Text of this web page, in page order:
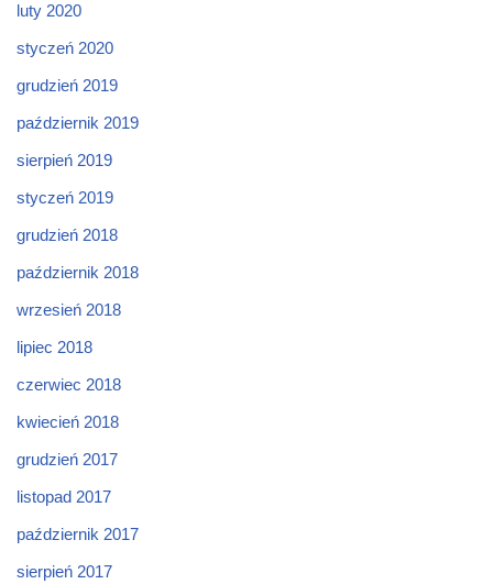
luty 2020
styczeń 2020
grudzień 2019
październik 2019
sierpień 2019
styczeń 2019
grudzień 2018
październik 2018
wrzesień 2018
lipiec 2018
czerwiec 2018
kwiecień 2018
grudzień 2017
listopad 2017
październik 2017
sierpień 2017